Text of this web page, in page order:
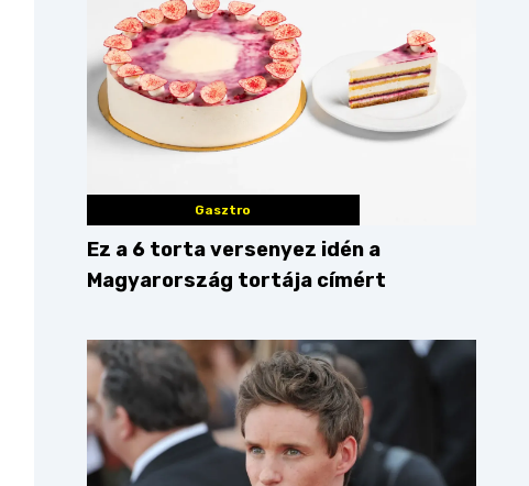
dunakanyar
Gasztro
Ez a 6 torta versenyez idén a
Magyarország tortája címért